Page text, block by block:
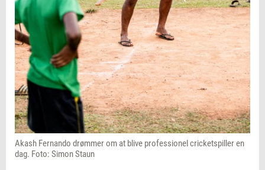
Akash Fernando drømmer om at blive professionel cricketspiller en
dag. Foto: Simon Staun